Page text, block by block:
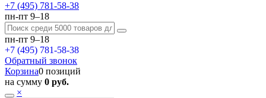
+7 (495) 781-58-38
пн-пт 9–18
пн-пт 9–18
+7 (495) 781-58-38
Обратный звонок
Корзина0 позиций
на сумму 0 руб.
×